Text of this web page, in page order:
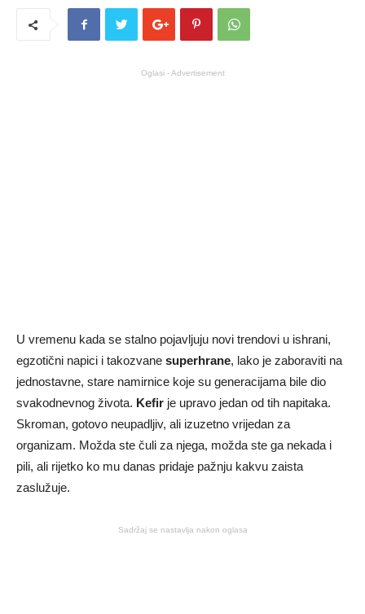
Oglasi - Advertisement
U vremenu kada se stalno pojavljuju novi trendovi u ishrani,
egzotični napici i takozvane superhrane, lako je zaboraviti na
jednostavne, stare namirnice koje su generacijama bile dio
svakodnevnog života. Kefir je upravo jedan od tih napitaka.
Skroman, gotovo neupadljiv, ali izuzetno vrijedan za
organizam. Možda ste čuli za njega, možda ste ga nekada i
pili, ali rijetko ko mu danas pridaje pažnju kakvu zaista
zaslužuje.
Sadržaj se nastavlja nakon oglasa